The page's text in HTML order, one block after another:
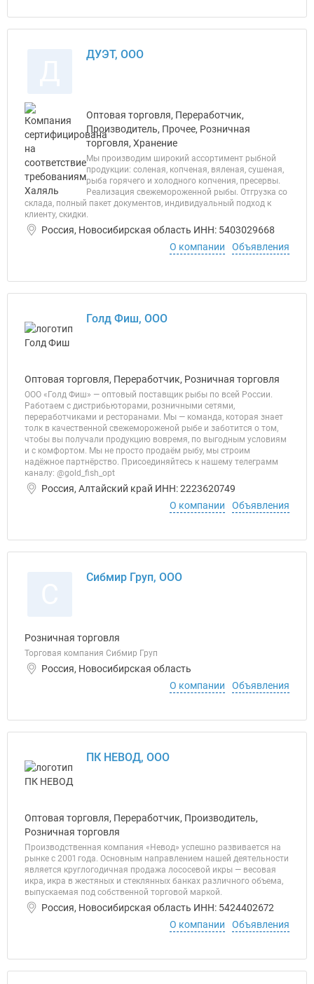
ДУЭТ, ООО
Оптовая торговля, Переработчик,
Производитель, Прочее, Розничная
торговля, Хранение
Мы производим широкий ассортимент рыбной
продукции: соленая, копченая, вяленая, сушеная,
рыба горячего и холодного копчения, пресервы.
Реализация свежемороженной рыбы. Отгрузка со
склада, полный пакет документов, индивидуальный подход к
клиенту, скидки.
Россия, Новосибирская область ИНН: 5403029668
О компании
Объявления
Голд Фиш, ООО
Оптовая торговля, Переработчик, Розничная торговля
ООО «Голд Фиш» — оптовый поставщик рыбы по всей России.
Работаем с дистрибьюторами, розничными сетями,
переработчиками и ресторанами. Мы — команда, которая знает
толк в качественной свежемороженой рыбе и заботится о том,
чтобы вы получали продукцию вовремя, по выгодным условиям
и с комфортом. Мы не просто продаём рыбу, мы строим
надёжное партнёрство. Присоединяйтесь к нашему телеграмм
каналу: @gold_fish_opt
Россия, Алтайский край ИНН: 2223620749
О компании
Объявления
Сибмир Груп, ООО
Розничная торговля
Торговая компания Сибмир Груп
Россия, Новосибирская область
О компании
Объявления
ПК НЕВОД, ООО
Оптовая торговля, Переработчик, Производитель,
Розничная торговля
Производственная компания «Невод» успешно развивается на
рынке с 2001 года. Основным направлением нашей деятельности
является круглогодичная продажа лососевой икры — весовая
икра, икра в жестяных и стеклянных банках различного объема,
выпускаемая под собственной торговой маркой.
Россия, Новосибирская область ИНН: 5424402672
О компании
Объявления